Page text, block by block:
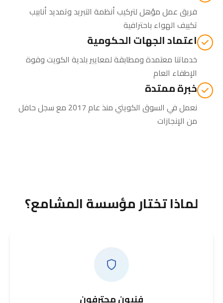
فريق عمل مؤهل لتركيب أنظمة التبريد وتمديد أنابيب
تكييف الهواء باحترافية
اعتماد الجهات الحكومية
خدماتنا معتمدة ومطابقة لمعايير بلدية الكويت وقوة
الإطفاء العام
خبرة ممتدة
نعمل في السوق الكويتي منذ عام 2017 مع سجل حافل
من الإنجازات
لماذا تختار مؤسسة المشامع؟
فنيون محترفون